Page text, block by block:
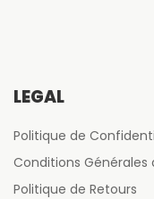
LÉGAL
Politique de
Conditions Générales
Politique de Retours